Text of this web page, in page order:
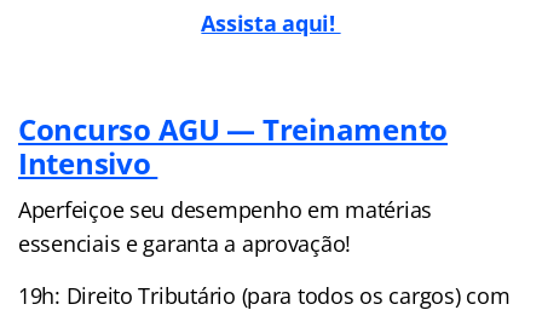
Assista aqui!
Concurso AGU — Treinamento
Intensivo
Aperfeiçoe seu desempenho em matérias
essenciais e garanta a aprovação!
19h: Direito Tributário (para todos os cargos) com